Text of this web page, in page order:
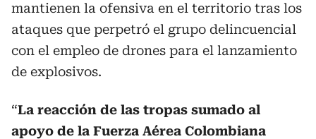
mantienen la ofensiva en el territorio tras los
ataques que perpetró el grupo delincuencial
con el empleo de drones para el lanzamiento
de explosivos.
“La reacción de las tropas sumado al
apoyo de la Fuerza Aérea Colombiana